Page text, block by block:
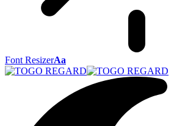
Font ResizerAa